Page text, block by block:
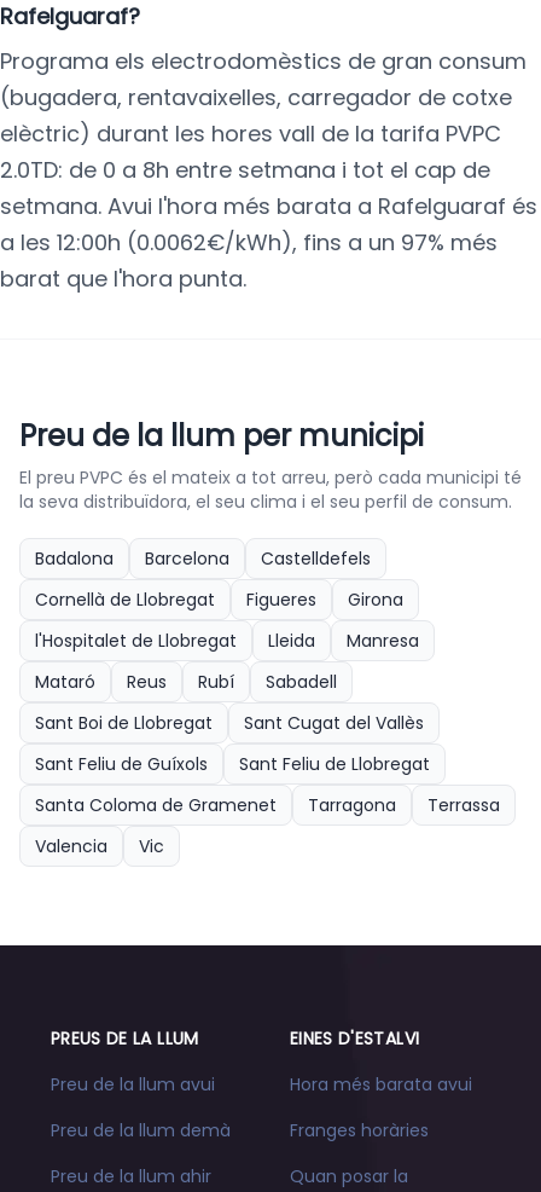
Rafelguaraf?
Programa els electrodomèstics de gran consum
(bugadera, rentavaixelles, carregador de cotxe
elèctric) durant les hores vall de la tarifa PVPC
2.0TD: de 0 a 8h entre setmana i tot el cap de
setmana. Avui l'hora més barata a Rafelguaraf és
a les 12:00h (0.0062€/kWh), fins a un 97% més
barat que l'hora punta.
Preu de la llum per municipi
El preu PVPC és el mateix a tot arreu, però cada municipi té
la seva distribuïdora, el seu clima i el seu perfil de consum.
Badalona Barcelona
Castelldefels
Cornellà de Llobregat
Figueres
Girona
l'Hospitalet de Llobregat
Lleida
Manresa
Mataró
Reus Rubí
Sabadell
Sant Boi de Llobregat
Sant Cugat del Vallès
Sant Feliu de Guíxols
Sant Feliu de Llobregat
Santa Coloma de Gramenet
Tarragona
Terrassa
Valencia
Vic
PREUS DE LA LLUM
Preu de la llum avui
Preu de la llum demà
Preu de la llum ahir
EINES D'ESTALVI
Hora més barata avui
Franges horàries
Quan posar la